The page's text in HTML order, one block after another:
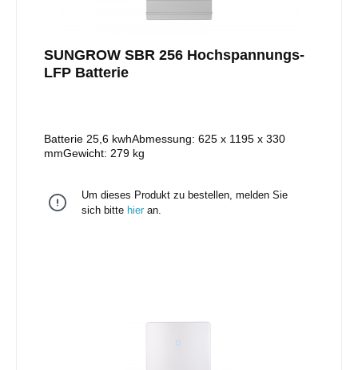
SUNGROW SBR 256 Hochspannungs-
LFP Batterie
Batterie 25,6 kwhAbmessung: 625 x 1195 x 330
mmGewicht: 279 kg
Um dieses Produkt zu bestellen, melden Sie
sich bitte hier an.